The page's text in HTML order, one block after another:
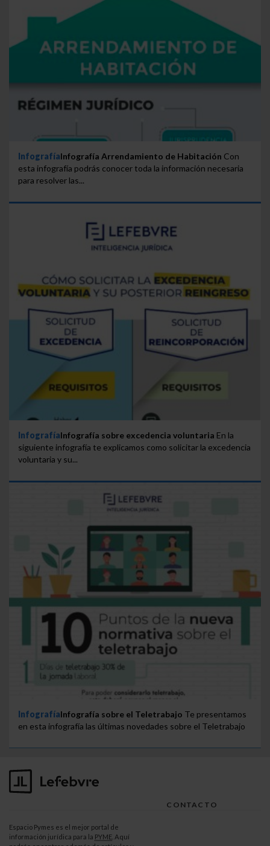
InfografíaInfografía Arrendamiento de Habitación Con
esta infografía podrás conocer toda la información necesaria
para resolver las...
InfografíaInfografía sobre excedencia voluntaria En la
siguiente infografía te explicamos como solicitar la excedencia
voluntaria y su...
InfografíaInfografía sobre el Teletrabajo Te presentamos
en esta infografía las últimas novedades sobre el Teletrabajo
CONTACTO
Espacio Pymes es el mejor portal de
información jurídica para la PYME . Aquí